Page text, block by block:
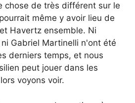
chose de très différent sur le
même y avoir lieu de
Havertz ensemble. Ni
Gabriel Martinelli n'ont été
derniers temps, et nous
peut jouer dans les
voyons voir.